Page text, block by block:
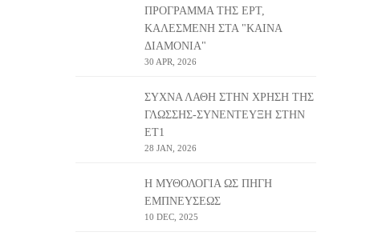
ΠΡΟΓΡΑΜΜΑ ΤΗΣ ΕΡΤ,
ΚΑΛΕΣΜΕΝΗ ΣΤΑ "ΚΑΙΝΑ
ΔΙΑΜΟΝΙΑ"
30 APR, 2026
ΣΥΧΝΑ ΛΑΘΗ ΣΤΗΝ ΧΡΗΣΗ ΤΗΣ
ΓΛΩΣΣΗΣ-ΣΥΝΕΝΤΕΥΞΗ ΣΤΗΝ
ΕΤ1
28 JAN, 2026
Η ΜΥΘΟΛΟΓΙΑ ΩΣ ΠΗΓΗ
ΕΜΠΝΕΥΣΕΩΣ
10 DEC, 2025